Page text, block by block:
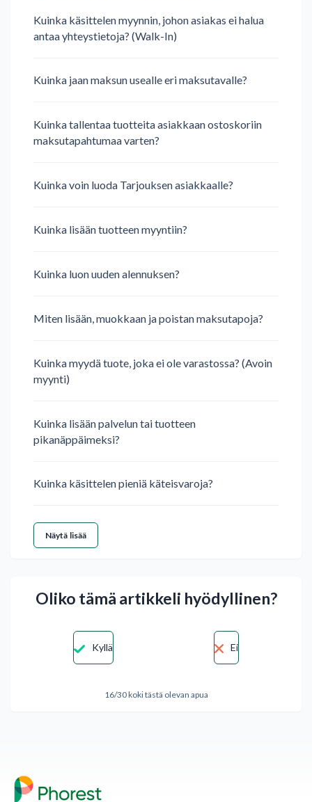
Kuinka käsittelen myynnin, johon asiakas ei halua
antaa yhteystietoja? (Walk-In)
Kuinka jaan maksun usealle eri maksutavalle?
Kuinka tallentaa tuotteita asiakkaan ostoskoriin
maksutapahtumaa varten?
Kuinka voin luoda Tarjouksen asiakkaalle?
Kuinka lisään tuotteen myyntiin?
Kuinka luon uuden alennuksen?
Miten lisään, muokkaan ja poistan maksutapoja?
Kuinka myydä tuote, joka ei ole varastossa? (Avoin
myynti)
Kuinka lisään palvelun tai tuotteen
pikanäppäimeksi?
Kuinka käsittelen pieniä käteisvaroja?
Näytä lisää
Oliko tämä artikkeli hyödyllinen?
Kyllä Ei
16/30 koki tästä olevan apua